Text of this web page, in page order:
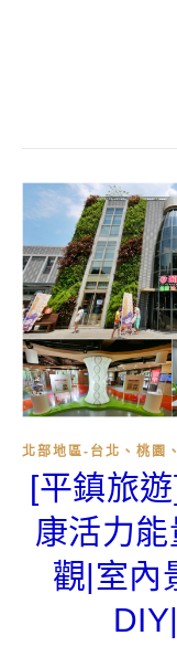
北部地區-台北、桃園
[平鎮旅
康活力
觀|室內